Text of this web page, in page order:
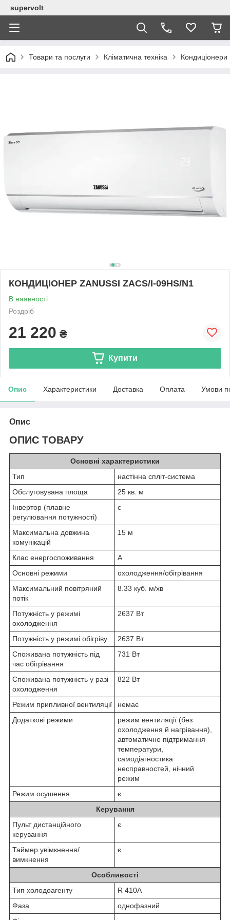
supervolt
Товари та послуги Кліматична техніка Кондиціонери
КОНДИЦІОНЕР ZANUSSI ZACS/I-09HS/N1
В наявності
Роздріб
21 220 ₴
Купити
Опис Характеристики Доставка Оплата Умови
Опис
ОПИС ТОВАРУ
Основні характеристики
Тип
настінна спліт-система
Обслуговувана площа
25 кв. м
Інвертор (плавне
регулювання потужності)
є
Максимальна довжина
комунікацій
15 м
Клас енергоспоживання
A
Основні режими
охолодження/обігрівання
Максимальний повітряний
потік
8.33 куб. м/хв
Потужність у режимі
охолодження
2637 Вт
Потужність у режимі обігріву
2637 Вт
Споживана потужність під
час обігрівання
731 Вт
Споживана потужність у разі
охолодження
822 Вт
Режим припливної вентиляції
немає
Додаткові режими
режим вентиляції (без
охолодження й нагрівання),
автоматичне підтримання
температури,
самодіагностика
несправностей, нічний
режим
Режим осушення
є
Керування
Пульт дистанційного
керування
є
Таймер увімкнення/
вимкнення
є
Особливості
Тип холодоагенту
R 410A
Фаза
однофазний